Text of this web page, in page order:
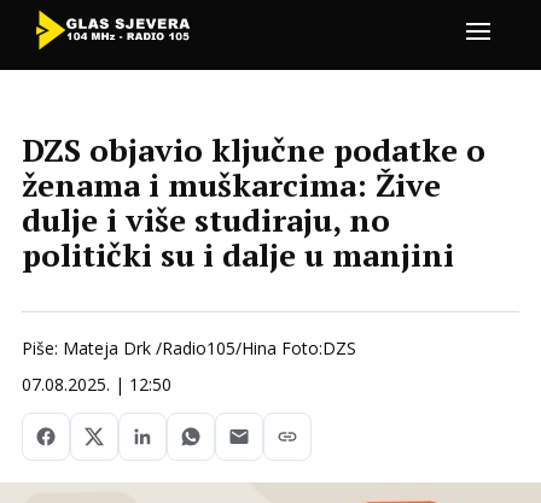
DZS objavio ključne podatke o
ženama i muškarcima: Žive
dulje i više studiraju, no
politički su i dalje u manjini
Piše: Mateja Drk /Radio105/Hina Foto:DZS
07.08.2025. | 12:50